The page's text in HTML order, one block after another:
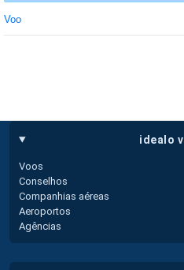
Voo
idealo
Voos
Conselhos
Companhias aéreas
Aeroportos
Agências